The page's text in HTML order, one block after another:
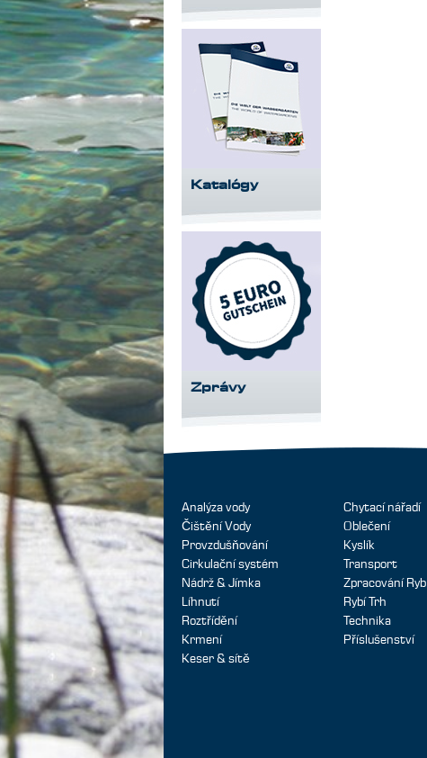
Katalógy
Zprávy
Analýza vody
Čištění Vody
Provzdušňování
Cirkulační systém
Nádrž & Jímka
Líhnutí
Roztřídění
Krmení
Keser & sítě
Chytací nářadí
Oblečení
Kyslík
Transport
Zpracování Ryb
Rybí Trh
Technika
Příslušenství